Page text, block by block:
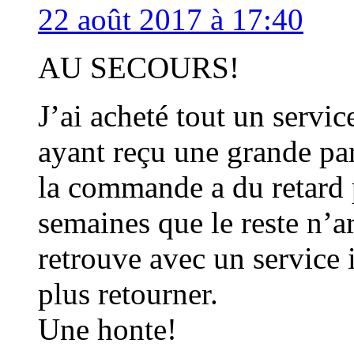
22 août 2017 à 17:40
AU SECOURS!
J’ai acheté tout un
ayant reçu une grande
la commande a du
semaines que le reste
retrouve avec un
plus retourner.
Une honte!